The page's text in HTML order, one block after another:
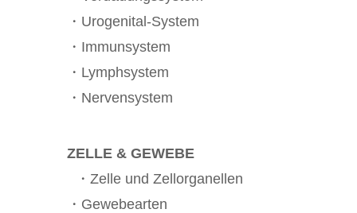
・Urogenital-System
・Immunsystem
・Lymphsystem
・Nervensystem
ZELLE & GEWEBE
・Zelle und Zellorganellen
・Gewebearten